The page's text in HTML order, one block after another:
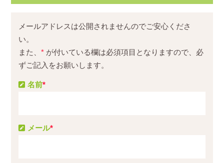
メールアドレスは公開されませんのでご安心くださ
い。
また、* が付いている欄は必須項目となりますので、必
ずご記入をお願いします。
名前*
メール*